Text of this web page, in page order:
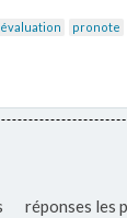
évaluation pronote
réponses les